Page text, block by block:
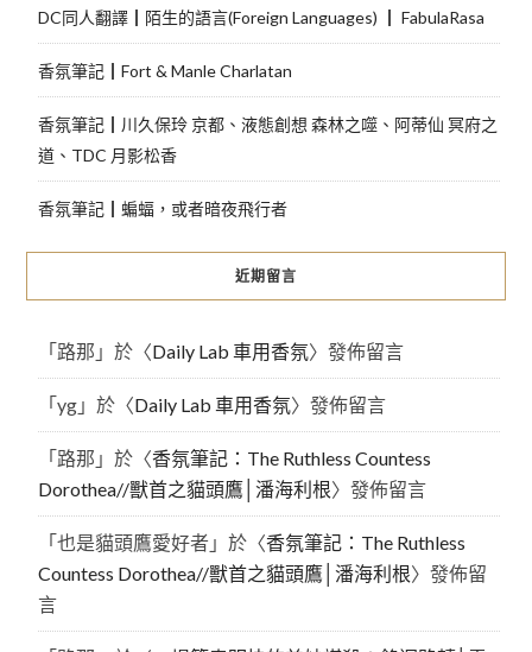
DC同人翻譯┃陌生的語言(Foreign Languages) ┃ FabulaRasa
香氛筆記┃Fort & Manle Charlatan
香氛筆記┃川久保玲 京都、液態創想 森林之噬、阿蒂仙 冥府之
道、TDC 月影松香
香氛筆記┃蝙蝠，或者暗夜飛行者
近期留言
「路那 」於〈Daily Lab 車用香氛〉發佈留言
「yg」於〈Daily Lab 車用香氛〉發佈留言
「路那 」於〈香氛筆記：The Ruthless Countess
Dorothea//獸首之貓頭鷹│潘海利根〉發佈留言
「也是貓頭鷹愛好者」於〈香氛筆記：The Ruthless
Countess Dorothea//獸首之貓頭鷹│潘海利根〉發佈留
言